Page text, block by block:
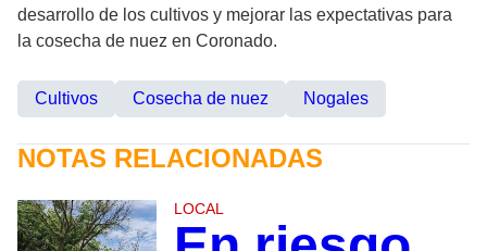
desarrollo de los cultivos y mejorar las expectativas para
la cosecha de nuez en Coronado.
Cultivos Cosecha de nuez Nogales
NOTAS RELACIONADAS
LOCAL